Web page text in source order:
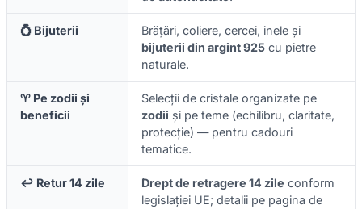
💍 Bijuterii
Brățări, coliere, cercei, inele și
bijuterii din argint 925 cu pietre
naturale.
♈ Pe zodii și
beneficii
Selecții de cristale organizate pe
zodii și pe teme (echilibru, claritate,
protecție) — pentru cadouri
tematice.
↩️ Retur 14 zile Drept de retragere 14 zile conform
legislației UE; detalii pe pagina de